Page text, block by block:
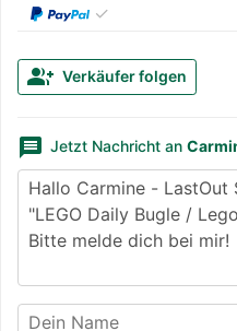
✓
group_add Verkäufer folgen
message Jetzt Nachricht an